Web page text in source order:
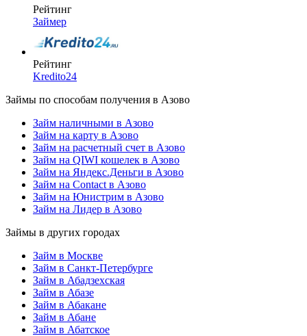
Рейтинг
Займер
Рейтинг
Kredito24
Займы по способам получения в Азово
Займ наличными в Азово
Займ на карту в Азово
Займ на расчетный счет в Азово
Займ на QIWI кошелек в Азово
Займ на Яндекс.Деньги в Азово
Займ на Contact в Азово
Займ на Юнистрим в Азово
Займ на Лидер в Азово
Займы в других городах
Займ в Москве
Займ в Санкт-Петербурге
Займ в Абадзехская
Займ в Абазе
Займ в Абакане
Займ в Абане
Займ в Абатское